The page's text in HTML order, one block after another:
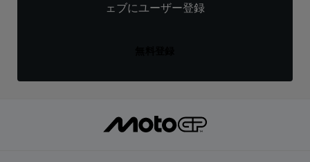
ェブにユーザー登録